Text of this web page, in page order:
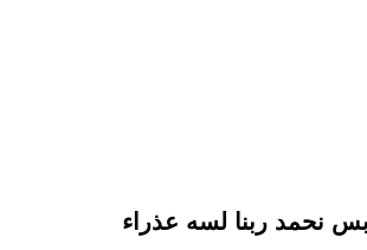
بس نحمد ربنا لسه عذراء